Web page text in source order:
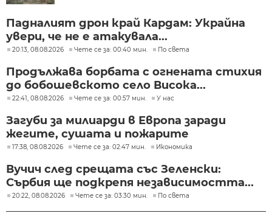
Падналият дрон край Кардам: Украйна
увери, че не е атакувала...
20:13, 08.08.2026 Чете се за: 00:40 мин. По света
Продължава борбата с огнената стихия
до бобошевското село Висока...
22:41, 08.08.2026 Чете се за: 00:57 мин. У нас
Загуби за милиарди в Европа заради
жегите, сушата и пожарите
17:38, 08.08.2026 Чете се за: 02:47 мин. Икономика
Вучич след срещата със Зеленски:
Сърбия ще подкрепя независимостта...
20:22, 08.08.2026 Чете се за: 03:30 мин. По света